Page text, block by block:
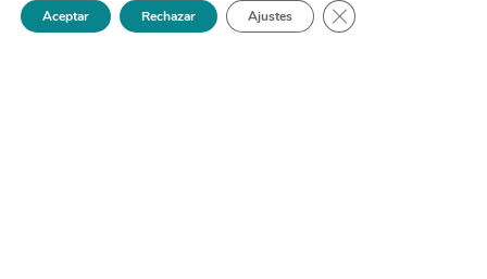
Aceptar Rechazar Ajustes Cerrar el banner de